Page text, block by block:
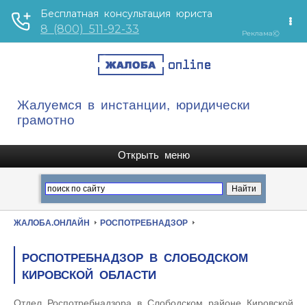
Жалуемся в инстанции, юридически
грамотно
ЖАЛОБА.ОНЛАЙН РОСПОТРЕБНАДЗОР
РОСПОТРЕБНАДЗОР В СЛОБОДСКОМ
КИРОВСКОЙ ОБЛАСТИ
Отдел Роспотребнадзора в Слободском районе Кировской